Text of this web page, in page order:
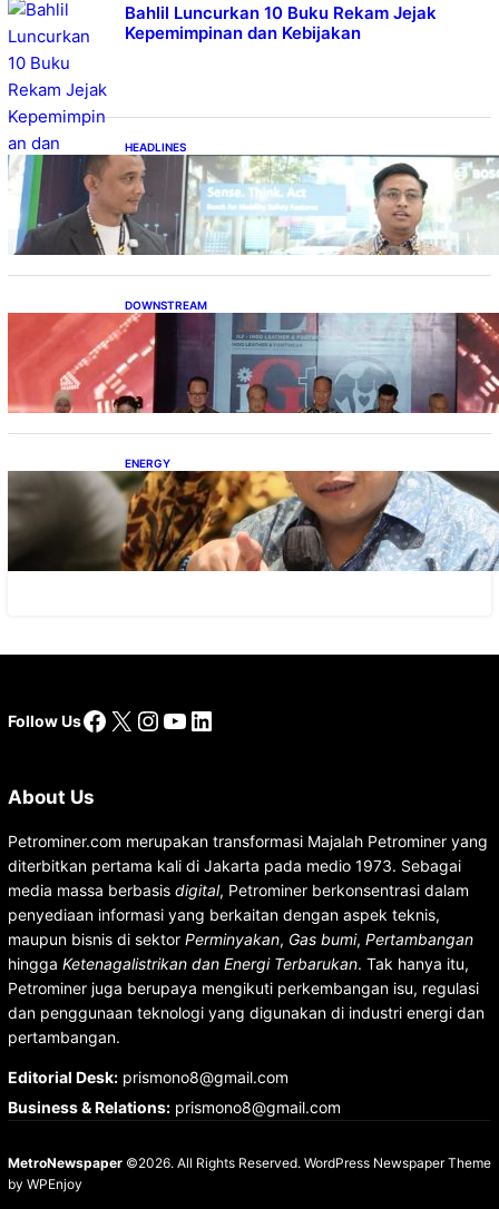
Bahlil Luncurkan 10 Buku Rekam Jejak
Kepemimpinan dan Kebijakan
HEADLINES
Teknologi Keselamatan, Penentu Baru
Persaingan Industri Otomotif
DOWNSTREAM
Terbuka, Peluang Usaha bagi IKM Alas Kaki
Lokal
ENERGY
IESR: Kepemimpinan Terpadu jadi Kunci
Percepatan PLTS 100 GW
Follow UsFacebook
X Instagram
YouTube
LinkedIn
About Us
Petrominer.com merupakan transformasi Majalah Petrominer yang
diterbitkan pertama kali di Jakarta pada medio 1973. Sebagai
media massa berbasis digital, Petrominer berkonsentrasi dalam
penyediaan informasi yang berkaitan dengan aspek teknis,
maupun bisnis di sektor Perminyakan, Gas bumi, Pertambangan
hingga Ketenagalistrikan dan Energi Terbarukan. Tak hanya itu,
Petrominer juga berupaya mengikuti perkembangan isu, regulasi
dan penggunaan teknologi yang digunakan di industri energi dan
pertambangan.
Editorial Desk:prismono8@gmail.com
Business & Relations:prismono8@gmail.com
MetroNewspaper©2026. All Rights Reserved. WordPress Newspaper Theme
by WPEnjoy